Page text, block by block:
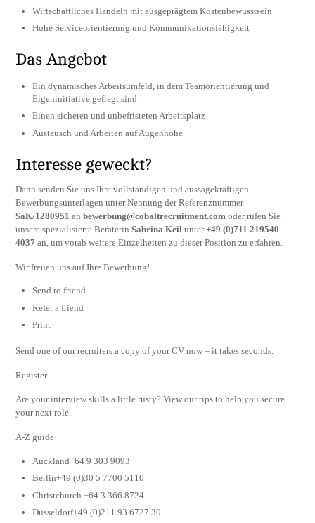
Wirtschaftliches Handeln mit ausgeprägtem Kostenbewusstsein
Hohe Serviceorientierung und Kommunikationsfähigkeit
Das Angebot
Ein dynamisches Arbeitsumfeld, in dem Teamorientierung und
Eigeninitiative gefragt sind
Einen sicheren und unbefristeten Arbeitsplatz
Austausch und Arbeiten auf Augenhöhe
Interesse geweckt?
Dann senden Sie uns Ihre vollständigen und aussagekräftigen
Bewerbungsunterlagen unter Nennung der Referenznummer
SaK/1280951 anbewerbung@cobaltrecruitment.com oder rufen Sie
unsere spezialisierte BeraterinSabrina Keil unter+49 (0)711 219540
4037 an, um vorab weitere Einzelheiten zu dieser Position zu erfahren.
Wir freuen uns auf Ihre Bewerbung!
Send to friend
Refer a friend
Print
Send one of our recruiters a copy of your CV now – it takes seconds.
Register
Are your interview skills a little rusty? View our tips to help you secure
your next role.
A-Z guide
Auckland+64 9 303 9093
Berlin+49 (0)30 5 7700 5110
Christchurch +64 3 366 8724
Dusseldorf+49 (0)211 93 6727 30